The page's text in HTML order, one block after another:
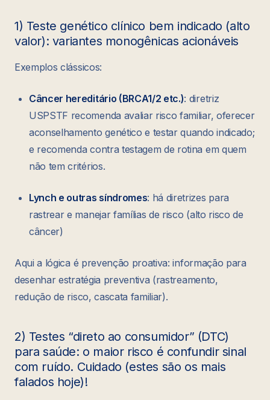
1) Teste genético clínico bem indicado (alto
valor): variantes monogênicas acionáveis
Exemplos clássicos:
Câncer hereditário (BRCA1/2 etc.): diretriz
USPSTF recomenda avaliar risco familiar, oferecer
aconselhamento genético e testar quando indicado;
e recomenda contra testagem de rotina em quem
não tem critérios.
Lynch e outras síndromes: há diretrizes para
rastrear e manejar famílias de risco (alto risco de
câncer)
Aqui a lógica é prevenção proativa: informação para
desenhar estratégia preventiva (rastreamento,
redução de risco, cascata familiar).
2) Testes “direto ao consumidor” (DTC)
para saúde: o maior risco é confundir sinal
com ruído. Cuidado (estes são os mais
falados hoje)!